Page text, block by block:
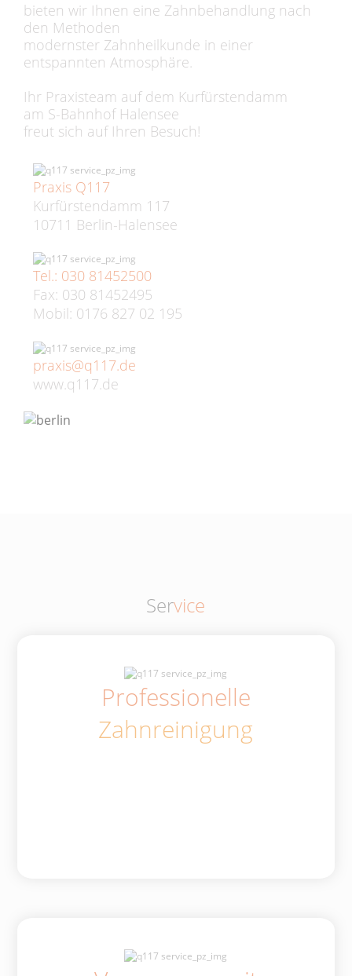
bieten wir Ihnen eine Zahnbehandlung nach
den Methoden
modernster Zahnheilkunde in einer
entspannten Atmosphäre.
Ihr Praxisteam auf dem Kurfürstendamm
am S-Bahnhof Halensee
freut sich auf Ihren Besuch!
Praxis Q117
Kurfürstendamm 117
10711 Berlin-Halensee
Tel.: 030 81452500
Fax: 030 81452495
Mobil: 0176 827 02 195
praxis@q117.de
www.q117.de
Service
Professionelle
Zahnreinigung